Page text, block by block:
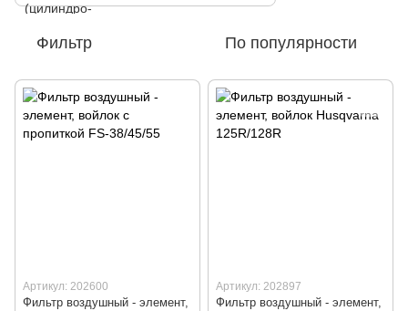
Фильтр По популярности
Артикул: 202600
Фильтр воздушный - элемент,
Артикул: 202897
Фильтр воздушный - элемент,